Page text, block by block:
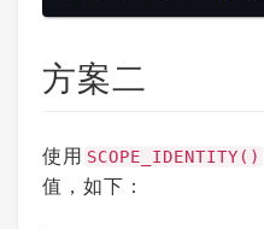
方案二
使用 SCOPE_IDENTITY()
值，如下：